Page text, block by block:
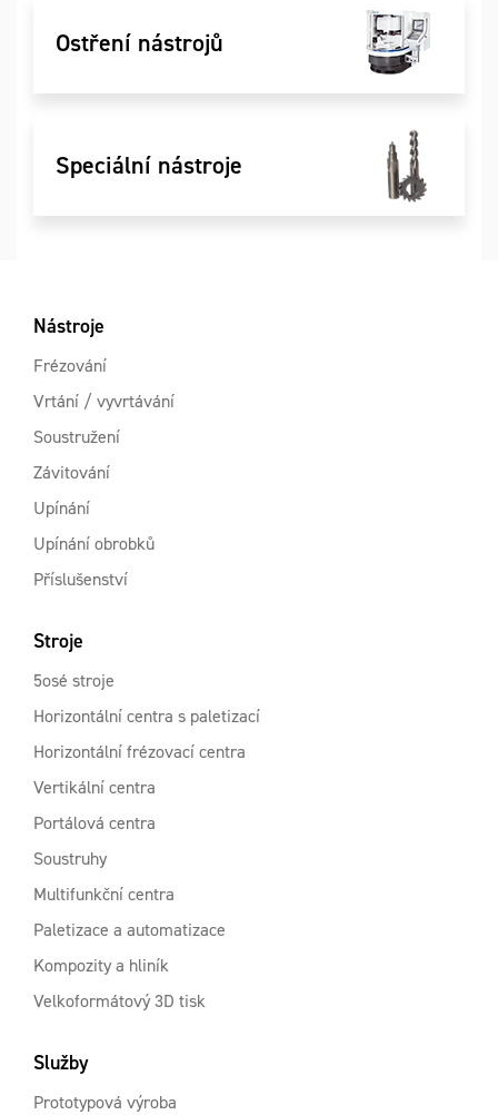
Ostření nástrojů
Speciální nástroje
Nástroje
Frézování
Vrtání / vyvrtávání
Soustružení
Závitování
Upínání
Upínání obrobků
Příslušenství
Stroje
5osé stroje
Horizontální centra s paletizací
Horizontální frézovací centra
Vertikální centra
Portálová centra
Soustruhy
Multifunkční centra
Paletizace a automatizace
Kompozity a hliník
Velkoformátový 3D tisk
Služby
Prototypová výroba